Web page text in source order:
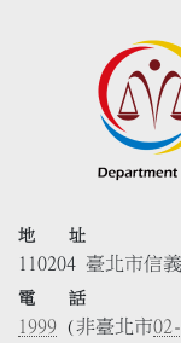
地 址
110204 臺北市信
電 話
1999 (非臺北市